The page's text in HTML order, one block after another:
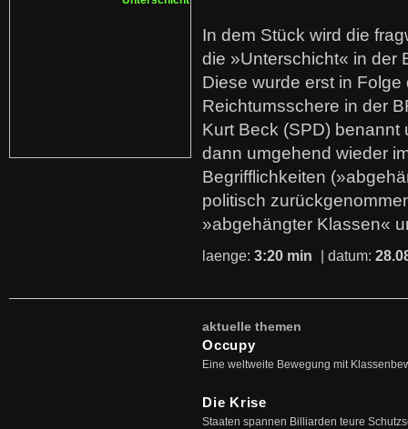
In dem Stück wird die
die »Unterschicht« in der
Diese wurde erst in
Reichtumsschere in der
Kurt Beck (SPD)
dann umgehend wieder
Begrifflichkeiten
politisch
»abgehängter Klassen«
laenge: 3:20 min | datum:
aktuelle themen
Occupy
Eine weltweite Bewegung mit
Die Krise
Staaten spannen Billiarden teure